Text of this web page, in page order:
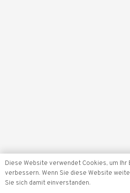
Diese Website verwendet Cookies, um Ihr
verbessern. Wenn Sie diese Website
Sie sich damit einverstanden.